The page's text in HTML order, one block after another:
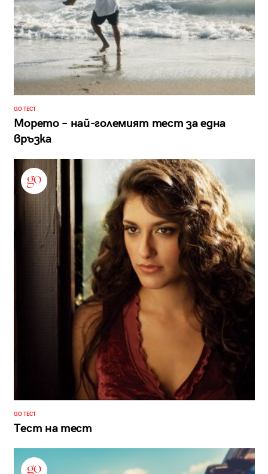
GO ТЕСТ
Морето – най-големият тест за една
връзка
GO ТЕСТ
Тест на тест